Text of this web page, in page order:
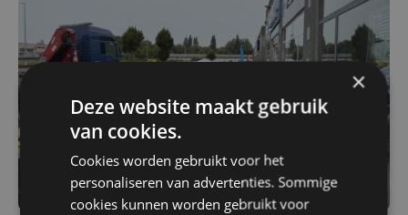
×
Deze website maakt gebruik
van cookies.
Cookies worden gebruikt voor het
personaliseren van advertenties. Sommige
cookies kunnen worden gebruikt voor